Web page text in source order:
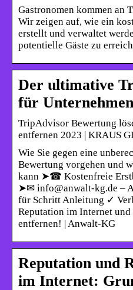
Gastronomen kommen an
Wir zeigen auf, wie ein
erstellt und verwaltet
potentielle Gäste zu
Der ultimative
für
TripAdvisor Bewertung
entfernen 2023 | KRAUS
Wie Sie gegen eine
Bewertung vorgehen und
kann ➤☎ Kostenfreie
➤✉ info@anwalt-kg.de –
für Schritt Anleitung ✓
Reputation im Internet und
entfernen! | Anwalt-KG
Reputation und
im Internet: